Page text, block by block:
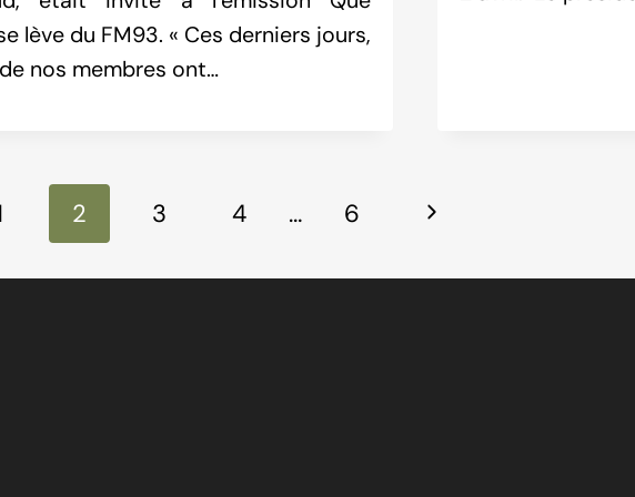
lève du FM93. « Ces derniers jours,
nos membres ont…
2 3 4 … 6
Next